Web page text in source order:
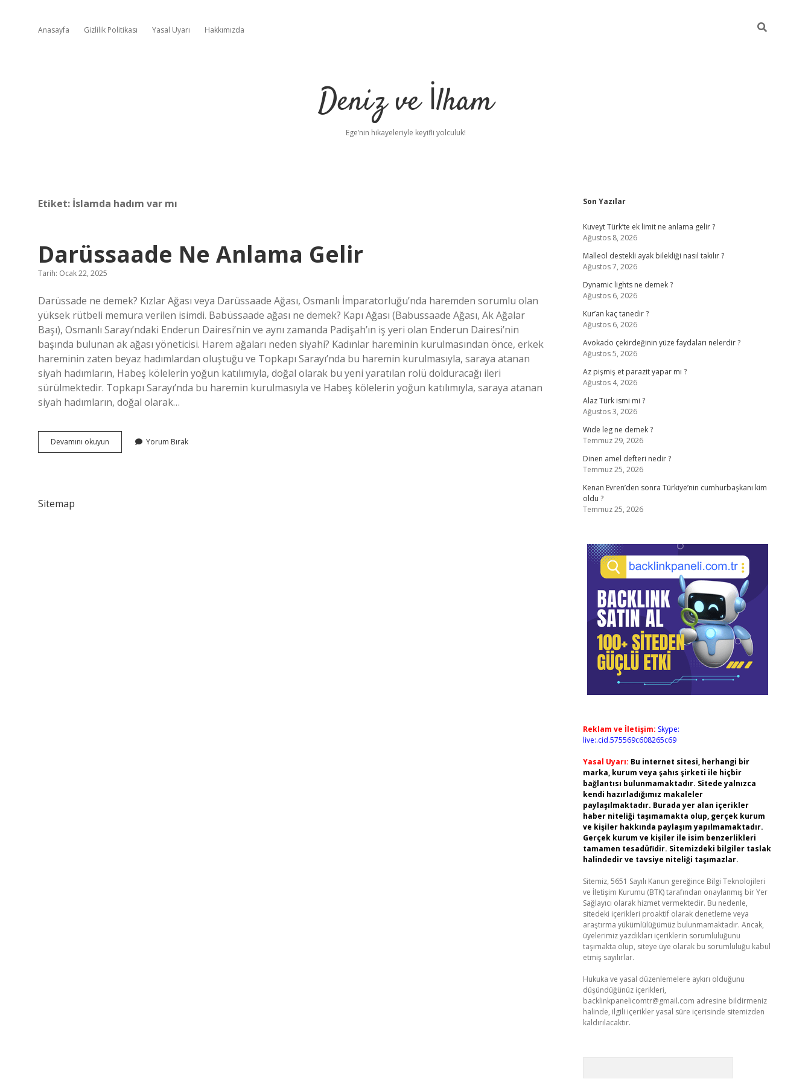
Anasayfa Gizlilik Politikası Yasal Uyarı Hakkımızda
Deniz ve İlham
Ege’nin hikayeleriyle keyifli yolculuk!
Etiket: İslamda hadım var mı
Darüssaade Ne Anlama Gelir
Tarih: Ocak 22, 2025
Darüssade ne demek? Kızlar Ağası veya Darüssaade Ağası, Osmanlı İmparatorluğu’nda haremden sorumlu olan
yüksek rütbeli memura verilen isimdi. Babüssaade ağası ne demek? Kapı Ağası (Babussaade Ağası, Ak Ağalar
Başı), Osmanlı Sarayı’ndaki Enderun Dairesi’nin ve aynı zamanda Padişah’ın iş yeri olan Enderun Dairesi’nin
başında bulunan ak ağası yöneticisi. Harem ağaları neden siyahi? Kadınlar hareminin kurulmasından önce, erkek
hareminin zaten beyaz hadımlardan oluştuğu ve Topkapı Sarayı’nda bu haremin kurulmasıyla, saraya atanan
siyah hadımların, Habeş kölelerin yoğun katılımıyla, doğal olarak bu yeni yaratılan rolü dolduracağı ileri
sürülmektedir. Topkapı Sarayı’nda bu haremin kurulmasıyla ve Habeş kölelerin yoğun katılımıyla, saraya atanan
siyah hadımların, doğal olarak…
Devamını okuyun Darüssaade
Ne
Yorum Bırak
Sitemap
Sidebar
Son Yazılar
Kuveyt Türk’te ek limit ne anlama gelir ?
Ağustos 8, 2026
Malleol destekli ayak bilekliği nasıl takılır ?
Ağustos 7, 2026
Dynamic lights ne demek ?
Ağustos 6, 2026
Kur’an kaç tanedir ?
Ağustos 6, 2026
Avokado çekirdeğinin yüze faydaları nelerdir ?
Ağustos 5, 2026
Az pişmiş et parazit yapar mı ?
Ağustos 4, 2026
Alaz Türk ismi mi ?
Ağustos 3, 2026
Wıde leg ne demek ?
Temmuz 29, 2026
Dinen amel defteri nedir ?
Temmuz 25, 2026
Kenan Evren’den sonra Türkiye’nin cumhurbaşkanı kim
oldu ?
Temmuz 25, 2026
Reklam ve İletişim: Skype:
live:.cid.575569c608265c69
Yasal Uyarı: Bu internet sitesi, herhangi bir
marka, kurum veya şahıs şirketi ile hiçbir
bağlantısı bulunmamaktadır. Sitede yalnızca
kendi hazırladığımız makaleler
paylaşılmaktadır. Burada yer alan içerikler
haber niteliği taşımamakta olup, gerçek kurum
ve kişiler hakkında paylaşım yapılmamaktadır.
Gerçek kurum ve kişiler ile isim benzerlikleri
tamamen tesadüfidir. Sitemizdeki bilgiler taslak
halindedir ve tavsiye niteliği taşımazlar.
Sitemiz, 5651 Sayılı Kanun gereğince Bilgi Teknolojileri
ve İletişim Kurumu (BTK) tarafından onaylanmış bir Yer
Sağlayıcı olarak hizmet vermektedir. Bu nedenle,
sitedeki içerikleri proaktif olarak denetleme veya
araştırma yükümlülüğümüz bulunmamaktadır. Ancak,
üyelerimiz yazdıkları içeriklerin sorumluluğunu
taşımakta olup, siteye üye olarak bu sorumluluğu kabul
etmiş sayılırlar.
Hukuka ve yasal düzenlemelere aykırı olduğunu
düşündüğünüz içerikleri,
backlinkpanelicomtr@gmail.com adresine bildirmeniz
halinde, ilgili içerikler yasal süre içerisinde sitemizden
kaldırılacaktır.